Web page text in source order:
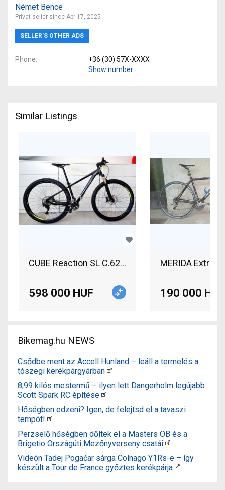
Német Bence
Privat seller since Apr 17, 2025
SELLER’S OTHER ADS
Phone
+36 (30) 57X-XXXX
Show number
Similar Listings
CUBE Reaction SL C.62 XT 29 KARBON
598 000 HUF
MERIDA
190 000 HUF
Bikemag.hu NEWS
Csődbe ment az Accell Hunland – leáll a termelés a
tószegi kerékpárgyárban
8,99 kilós mestermű – ilyen lett Dangerholm legújabb
Scott Spark RC építése
Hőségben edzeni? Igen, de felejtsd el a tavaszi
tempót!
Perzselő hőségben dőltek el a Masters OB és a
Brigetio Országúti Mezőnyverseny csatái
Videón Tadej Pogačar sárga Colnago Y1Rs-e – így
készült a Tour de France győztes kerékpárja